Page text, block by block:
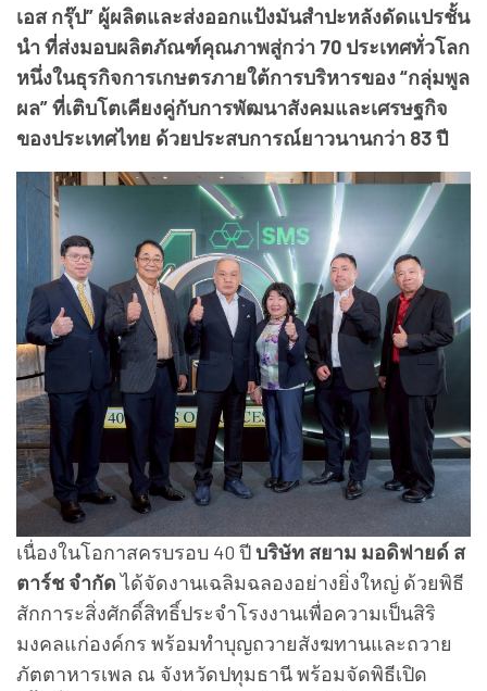
เอส กรุ๊ป” ผู้ผลิตและส่งออกแป้งมันสำปะหลังดัดแปรชั้น
นำ ที่ส่งมอบผลิตภัณฑ์คุณภาพสู่กว่า 70 ประเทศทั่วโลก
หนึ่งในธุรกิจการเกษตรภายใต้การบริหารของ “กลุ่มพูล
ผล” ที่เติบโตเคียงคู่กับการพัฒนาสังคมและเศรษฐกิจ
ของประเทศไทย ด้วยประสบการณ์ยาวนานกว่า 83 ปี
เนื่องในโอกาสครบรอบ 40 ปีบริษัท สยาม มอดิฟายด์ ส
ตาร์ช จำกัดได้จัดงานเฉลิมฉลองอย่างยิ่งใหญ่ ด้วยพิธี
สักการะสิ่งศักดิ์สิทธิ์ประจำโรงงานเพื่อความเป็นสิริ
มงคลแก่องค์กร พร้อมทำบุญถวายสังฆทานและถวาย
ภัตตาหารเพล ณ จังหวัดปทุมธานี พร้อมจัดพิธีเปิด